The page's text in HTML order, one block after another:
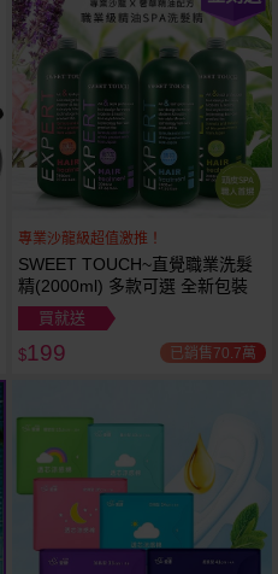
專業沙龍級超值激推！
SWEET TOUCH~直覺職業洗髮
精(2000ml) 多款可選 全新包裝
買就送
$199 已銷售70.7萬